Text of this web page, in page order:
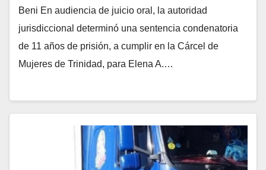
Beni En audiencia de juicio oral, la autoridad
jurisdiccional determinó una sentencia condenatoria
de 11 años de prisión, a cumplir en la Cárcel de
Mujeres de Trinidad, para Elena A.…